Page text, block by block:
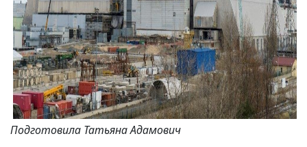
Подготовила Татьяна Адамович